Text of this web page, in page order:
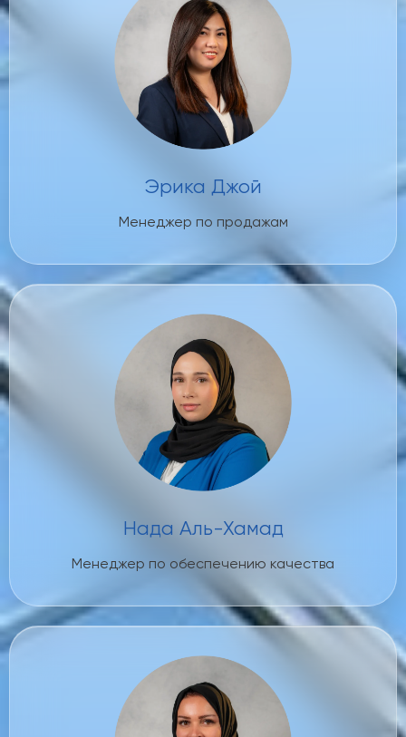
Эрика Джой
Менеджер по продажам
Нада Аль-Хамад
Менеджер по обеспечению качества